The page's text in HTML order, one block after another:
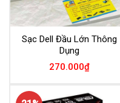
Sạc Dell Đầu Lớn Thông
Dụng
270.000₫